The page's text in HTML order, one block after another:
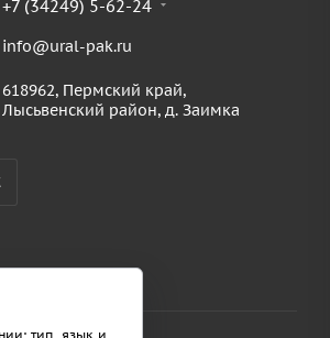
+7 (34249) 5-62-24
info@ural-pak.ru
618962, Пермский край,
Лысьвенский район, д. Заимка
тип, язык и